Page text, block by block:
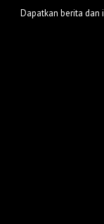
Dapatkan berita